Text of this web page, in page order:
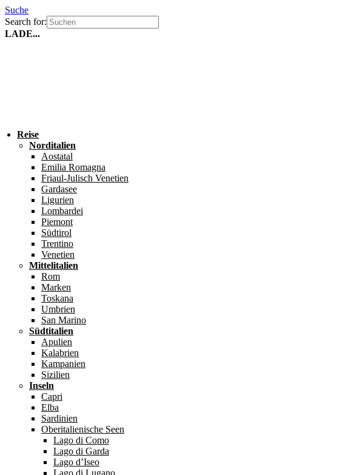
Suche
Search for:
LADE...
Reise
Norditalien
Aostatal
Emilia Romagna
Friaul-Julisch Venetien
Gardasee
Ligurien
Lombardei
Piemont
Südtirol
Trentino
Venetien
Mittelitalien
Rom
Marken
Toskana
Umbrien
San Marino
Südtitalien
Apulien
Kalabrien
Kampanien
Sizilien
Inseln
Capri
Elba
Sardinien
Oberitalienische Seen
Lago di Como
Lago di Garda
Lago d’Iseo
Lago di Lugano